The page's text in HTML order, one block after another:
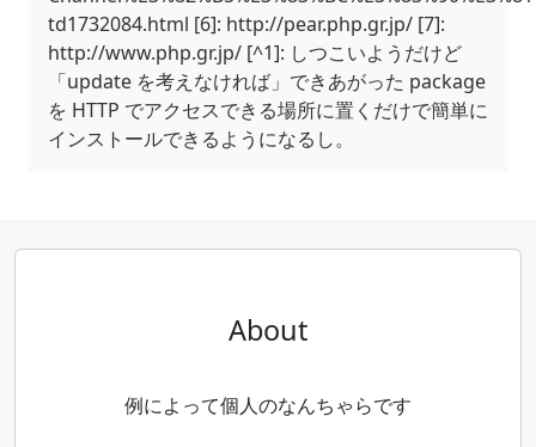
td1732084.html [6]: http://pear.php.gr.jp/ [7]:
http://www.php.gr.jp/ [^1]: しつこいようだけど
「update を考えなければ」できあがった package
を HTTP でアクセスできる場所に置くだけで簡単に
インストールできるようになるし。
About
例によって個人のなんちゃらです